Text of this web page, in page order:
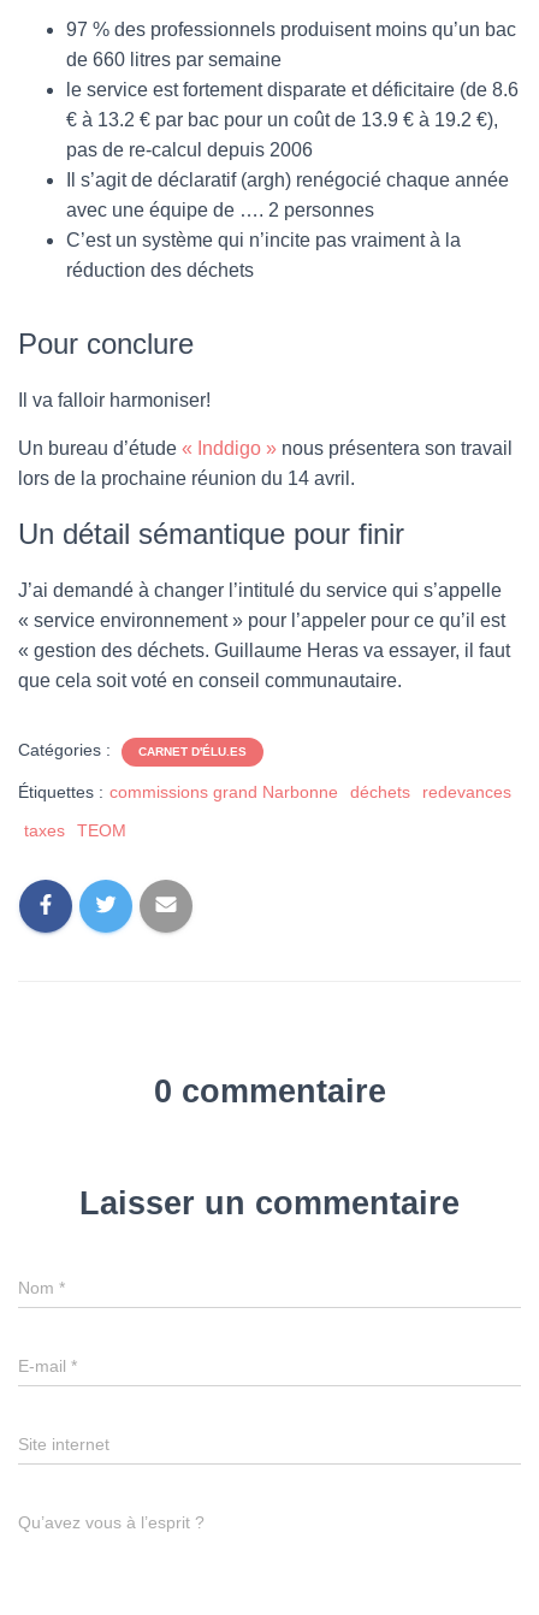
97 % des professionnels produisent moins qu’un bac
de 660 litres par semaine
le service est fortement disparate et déficitaire (de 8.6
€ à 13.2 € par bac pour un coût de 13.9 € à 19.2 €),
pas de re-calcul depuis 2006
Il s’agit de déclaratif (argh) renégocié chaque année
avec une équipe de …. 2 personnes
C’est un système qui n’incite pas vraiment à la
réduction des déchets
Pour conclure
Il va falloir harmoniser!
Un bureau d’étude « Inddigo » nous présentera son travail
lors de la prochaine réunion du 14 avril.
Un détail sémantique pour finir
J’ai demandé à changer l’intitulé du service qui s’appelle
« service environnement » pour l’appeler pour ce qu’il est
« gestion des déchets. Guillaume Heras va essayer, il faut
que cela soit voté en conseil communautaire.
Catégories : CARNET D'ÉLU.ES
Étiquettes : commissions grand Narbonne déchets
redevances
taxes
TEOM
0 commentaire
Laisser un commentaire
Nom *
E-mail *
Site internet
Qu’avez vous à l’esprit ?